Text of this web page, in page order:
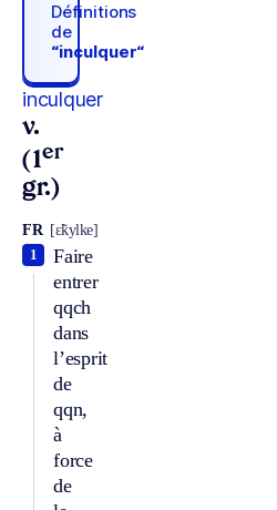
Définitions
de
“inculquer“
inculquer
v.
(1er
gr.)
FR [ɛ̃kylke]
Faire
entrer
qqch
dans
l’esprit
de
qqn,
à
force
de
1